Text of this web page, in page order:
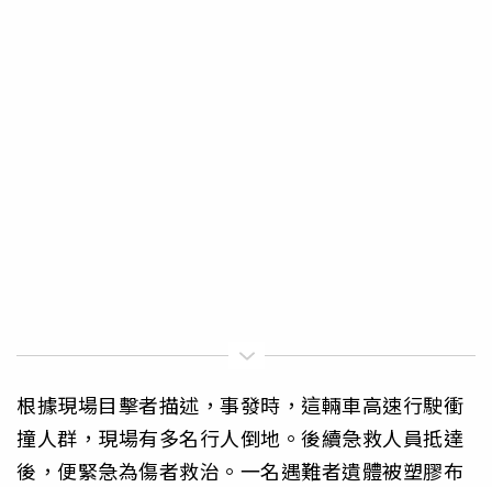
根據現場目擊者描述，事發時，這輛車高速行駛衝
撞人群，現場有多名行人倒地。後續急救人員抵達
後，便緊急為傷者救治。一名遇難者遺體被塑膠布